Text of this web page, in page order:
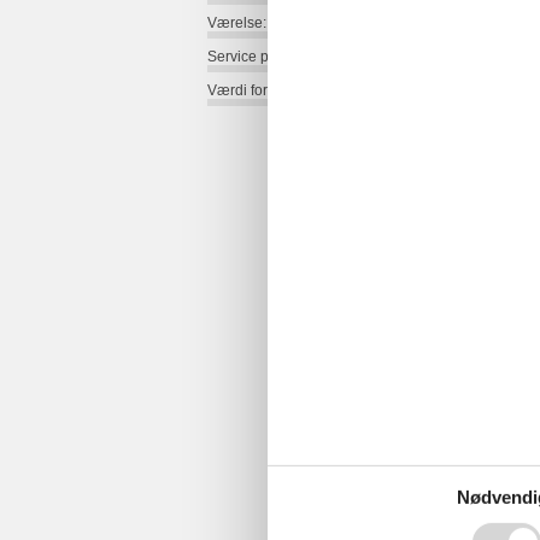
Værelse:
Service på stedet:
Værdi for pengene: